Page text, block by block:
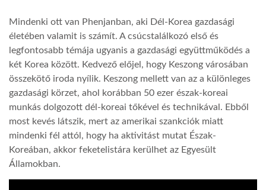
A NAP SZÉPE
LINKTR.EE
GLOBOZSARU
DOBRAVERO.HU
Mindenki ott van Phenjanban, aki Dél-Korea gazdasági
életében valamit is számít. A csúcstalálkozó első és
legfontosabb témája ugyanis a gazdasági együttműködés a
két Korea között. Kedvező előjel, hogy Keszong városában
összekötő iroda nyílik. Keszong mellett van az a különleges
gazdasági körzet, ahol korábban 50 ezer észak-koreai
munkás dolgozott dél-koreai tőkével és technikával. Ebből
most kevés látszik, mert az amerikai szankciók miatt
mindenki fél attól, hogy ha aktivitást mutat Észak-
Koreában, akkor feketelistára kerülhet az Egyesült
Államokban.